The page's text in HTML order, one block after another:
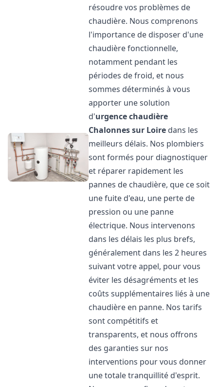
résoudre vos problèmes de
chaudière. Nous comprenons
l'importance de disposer d'une
chaudière fonctionnelle,
notamment pendant les
périodes de froid, et nous
sommes déterminés à vous
apporter une solution
d'urgence chaudière
Chalonnes sur Loire dans les
meilleurs délais. Nos plombiers
sont formés pour diagnostiquer
et réparer rapidement les
pannes de chaudière, que ce soit
une fuite d'eau, une perte de
pression ou une panne
électrique. Nous intervenons
dans les délais les plus brefs,
généralement dans les 2 heures
suivant votre appel, pour vous
éviter les désagréments et les
coûts supplémentaires liés à une
chaudière en panne. Nos tarifs
sont compétitifs et
transparents, et nous offrons
des garanties sur nos
interventions pour vous donner
une totale tranquillité d'esprit.